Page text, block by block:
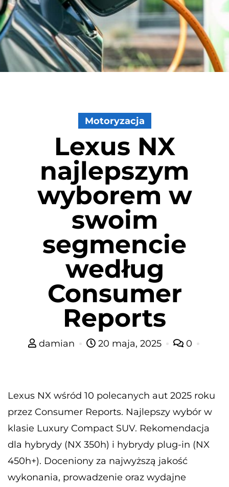
Motoryzacja
Lexus NX
najlepszym
wyborem w
swoim
segmencie
według
Consumer
Reports
damian 20 maja, 2025 0
Lexus NX wśród 10 polecanych aut 2025 roku
przez Consumer Reports. Najlepszy wybór w
klasie Luxury Compact SUV. Rekomendacja
dla hybrydy (NX 350h) i hybrydy plug-in (NX
450h+). Doceniony za najwyższą jakość
wykonania, prowadzenie oraz wydajne